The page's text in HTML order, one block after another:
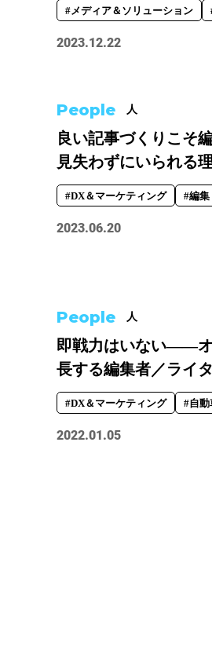
#メディア＆ソリューション
2023.12.22
People 人
良い記事づくりこそ
見失わずにいられる
#DX＆マーケティング #編集
2023.06.20
People 人
即戦力はいない――
長する編集者／ライ
#DX＆マーケティング #自動
2022.01.05